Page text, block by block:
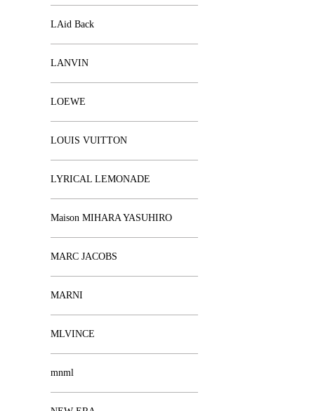
LAid Back
LANVIN
LOEWE
LOUIS VUITTON
LYRICAL LEMONADE
Maison MIHARA YASUHIRO
MARC JACOBS
MARNI
MLVINCE
mnml